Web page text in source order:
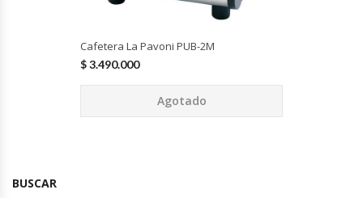
Exhibidoras De Productos Calientes
Exprimidoras De Cítricos
Cafetera La Pavoni PUB-2M
$3.490.000
Agotado
BUSCAR